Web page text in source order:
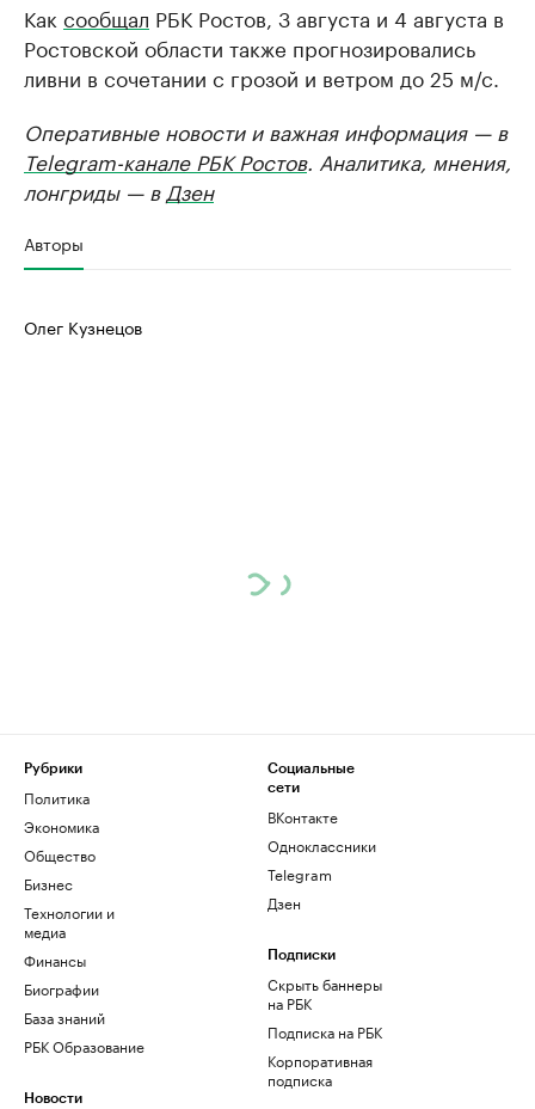
Как сообщал РБК Ростов, 3 августа и 4 августа в
Ростовской области также прогнозировались
ливни в сочетании с грозой и ветром до 25 м/с.
Оперативные новости и важная информация — в
Telegram-канале РБК Ростов. Аналитика, мнения,
лонгриды — в Дзен
Авторы
Олег Кузнецов
Рубрики
Политика
Экономика
Общество
Бизнес
Технологии и
медиа
Финансы
Биографии
База знаний
РБК Образование
Новости
Социальные
сети
ВКонтакте
Одноклассники
Telegram
Дзен
Подписки
Скрыть баннеры
на РБК
Подписка на РБК
Корпоративная
подписка